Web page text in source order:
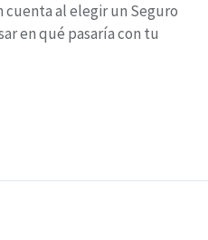
cuenta al elegir un Seguro
en qué pasaría con tu